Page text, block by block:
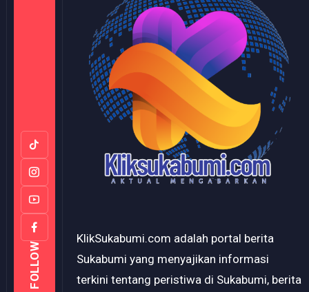
FOLLOW
KlikSukabumi.com adalah portal berita
Sukabumi yang menyajikan informasi
terkini tentang peristiwa di Sukabumi, berita